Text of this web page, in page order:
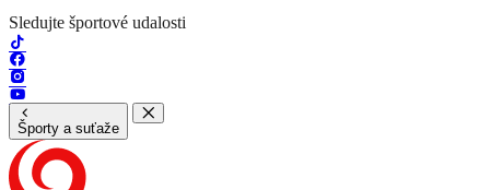
Sledujte športové udalosti
Športy a suťaže